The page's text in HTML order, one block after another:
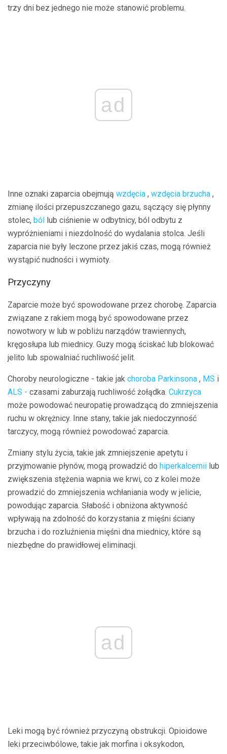
trzy dni bez jednego nie może stanowić problemu.
ad
Inne oznaki zaparcia obejmują wzdęcia , wzdęcia brzucha ,
zmianę ilości przepuszczanego gazu, sączący się płynny
stolec, ból lub ciśnienie w odbytnicy, ból odbytu z
wypróżnieniami i niezdolność do wydalania stolca. Jeśli
zaparcia nie były leczone przez jakiś czas, mogą również
wystąpić nudności i wymioty.
Przyczyny
Zaparcie może być spowodowane przez chorobę. Zaparcia
związane z rakiem mogą być spowodowane przez
nowotwory w lub w pobliżu narządów trawiennych,
kręgosłupa lub miednicy. Guzy mogą ściskać lub blokować
jelito lub spowalniać ruchliwość jelit.
Choroby neurologiczne - takie jak choroba Parkinsona , MS i
ALS - czasami zaburzają ruchliwość żołądka. Cukrzyca
może powodować neuropatię prowadzącą do zmniejszenia
ruchu w okrężnicy. Inne stany, takie jak niedoczynność
tarczycy, mogą również powodować zaparcia.
Zmiany stylu życia, takie jak zmniejszenie apetytu i
przyjmowanie płynów, mogą prowadzić do hiperkalcemii lub
zwiększenia stężenia wapnia we krwi, co z kolei może
prowadzić do zmniejszenia wchłaniania wody w jelicie,
powodując zaparcia. Słabość i obniżona aktywność
wpływają na zdolność do korzystania z mięśni ściany
brzucha i do rozluźnienia mięśni dna miednicy, które są
niezbędne do prawidłowej eliminacji.
ad
Leki mogą być również przyczyną obstrukcji. Opioidowe
leki przeciwbólowe, takie jak morfina i oksykodon,